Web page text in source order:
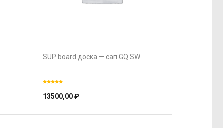
SUP board доска — сап GQ SW
13500,00₽